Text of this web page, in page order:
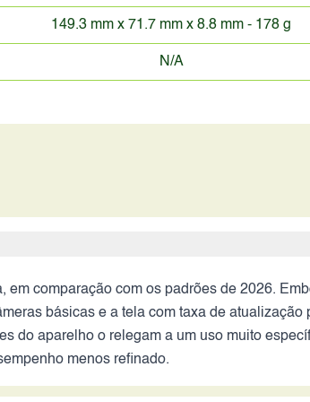
149.3 mm x 71.7 mm x 8.8 mm - 178 g
N/A
comparação com os padrões de 2026.
básicas e a tela com taxa de atualização
do aparelho o relegam a um uso muito
menos refinado.